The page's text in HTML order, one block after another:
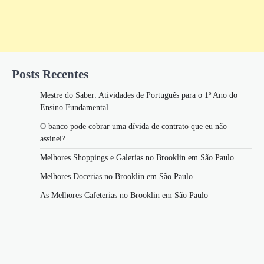
Posts Recentes
Mestre do Saber: Atividades de Português para o 1º Ano do
Ensino Fundamental
O banco pode cobrar uma dívida de contrato que eu não
assinei?
Melhores Shoppings e Galerias no Brooklin em São Paulo
Melhores Docerias no Brooklin em São Paulo
As Melhores Cafeterias no Brooklin em São Paulo